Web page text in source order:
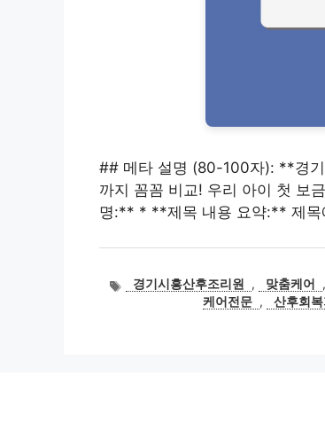
## 메타 설명 (80-100자): **경기
까지 꼼꼼 비교! 우리 아이 첫 보
명:** * **제목 내용 요약:** 제목
태경기시흥산후조리원 , 맞춤케어 ,
케어전문 , 산후회